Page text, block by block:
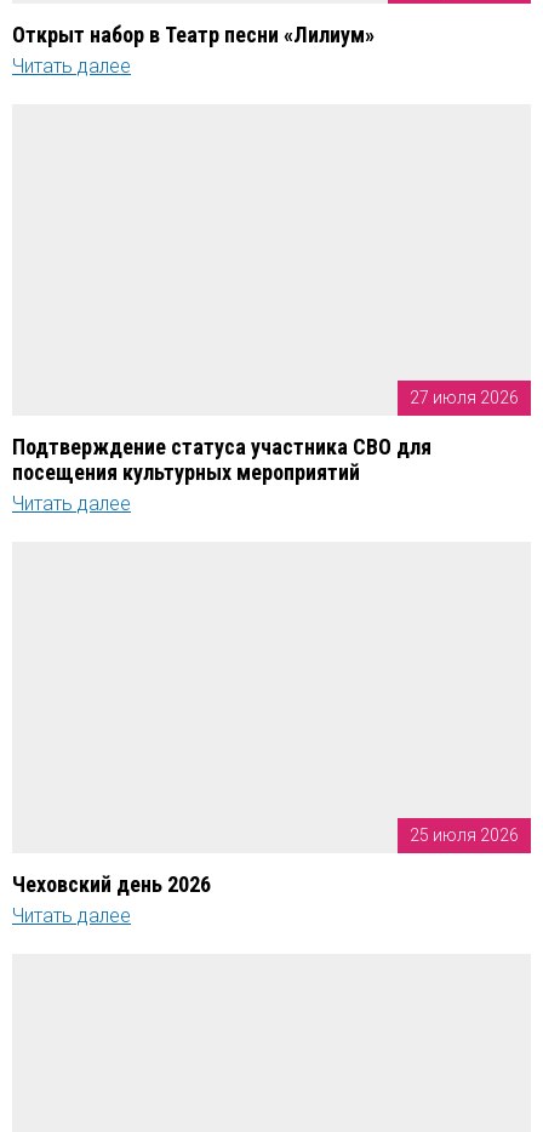
Открыт набор в Театр песни «Лилиум»
Читать далее
27 июля 2026
Подтверждение статуса участника СВО для
посещения культурных мероприятий
Читать далее
25 июля 2026
Чеховский день 2026
Читать далее